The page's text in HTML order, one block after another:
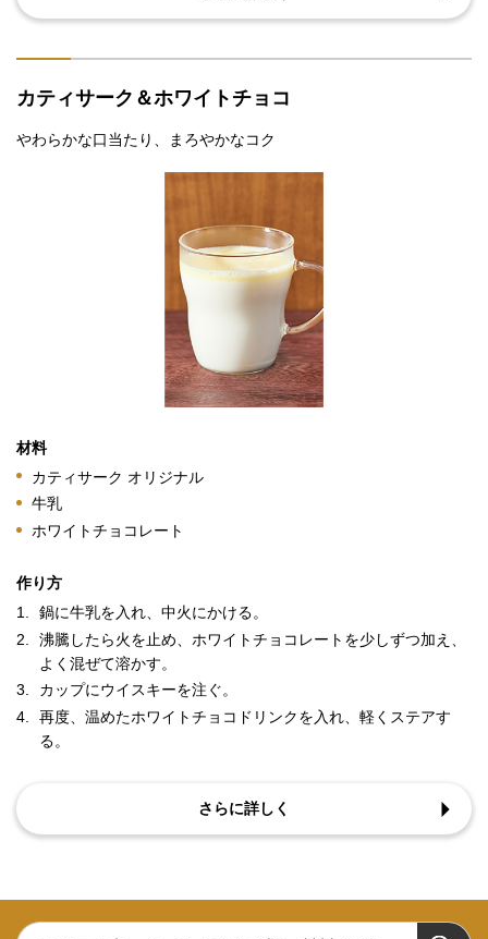
カティサーク＆ホワイトチョコ
やわらかな口当たり、まろやかなコク
材料
カティサーク オリジナル
牛乳
ホワイトチョコレート
作り方
1.
鍋に牛乳を入れ、中火にかける。
2.
沸騰したら火を止め、ホワイトチョコレートを少しずつ加え、
よく混ぜて溶かす。
3.
カップにウイスキーを注ぐ。
4.
再度、温めたホワイトチョコドリンクを入れ、軽くステアす
る。
さらに詳しく